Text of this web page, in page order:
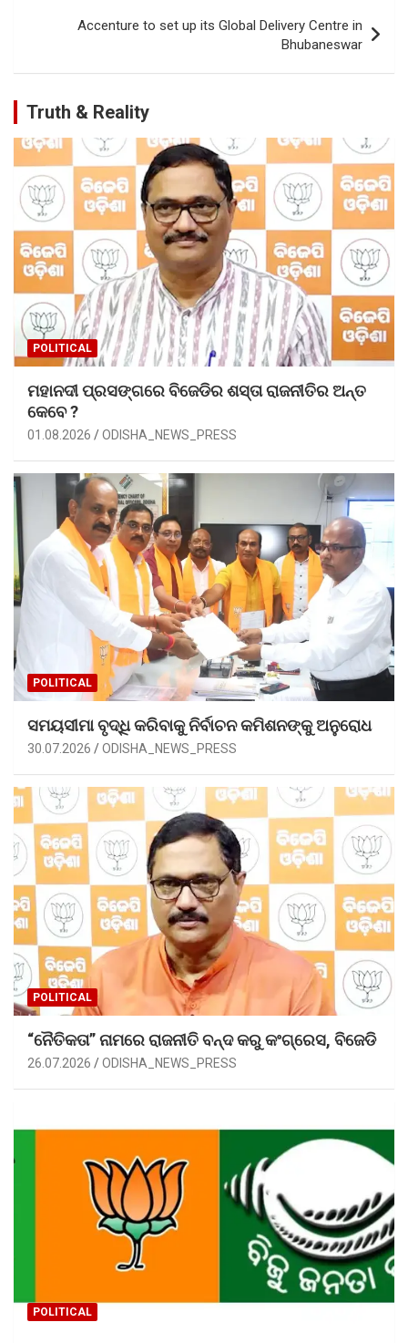
p
p
Accenture to set up its Global Delivery Centre in
Bhubaneswar
Truth & Reality
POLITICAL
ମହାନଦୀ ପ୍ରସଙ୍ଗରେ ବିଜେଡିର ଶସ୍ତା ରାଜନୀତିର ଅନ୍ତ
କେବେ ?
01.08.2026 ODISHA_NEWS_PRESS
POLITICAL
ସମୟସୀମା ବୃଦ୍ଧି କରିବାକୁ ନିର୍ବାଚନ କମିଶନଙ୍କୁ ଅନୁରୋଧ
30.07.2026 ODISHA_NEWS_PRESS
POLITICAL
“ନୈତିକତା” ନାମରେ ରାଜନୀତି ବନ୍ଦ କରୁ କଂଗ୍ରେସ, ବିଜେଡି
26.07.2026 ODISHA_NEWS_PRESS
POLITICAL